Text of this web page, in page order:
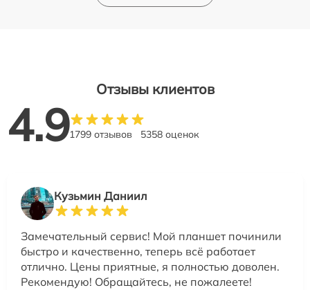
Отзывы клиентов
4.91799 отзывов 5358 оценок
Кузьмин Даниил
Замечательный сервис! Мой планшет починили
быстро и качественно, теперь всё работает
отлично. Цены приятные, я полностью доволен.
Рекомендую! Обращайтесь, не пожалеете!